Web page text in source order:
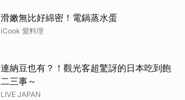
滑嫩無比好綿密！電鍋蒸水蛋
iCook 愛料理
連納豆也有？！觀光客超驚訝的日本吃到飽
二三事～
LIVE JAPAN